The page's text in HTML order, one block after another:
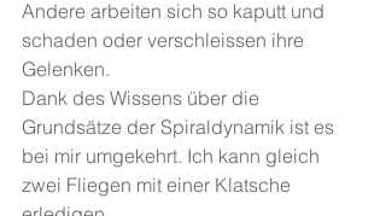
Andere arbeiten sich so kaputt und
schaden oder verschleissen ihre
Gelenken.
Dank des Wissens über die
Grundsätze der Spiraldynamik ist es
bei mir umgekehrt. Ich kann gleich
zwei Fliegen mit einer Klatsche